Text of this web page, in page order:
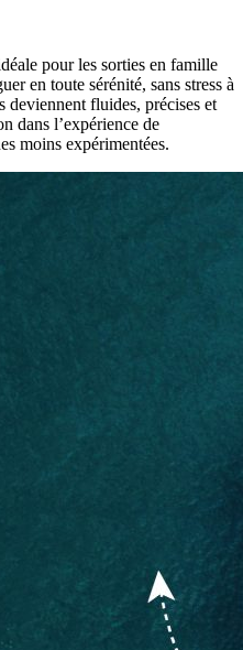
pour les sorties en famille
en toute sérénité, sans stress à
fluides, précises et
dans l’expérience de
moins expérimentées.